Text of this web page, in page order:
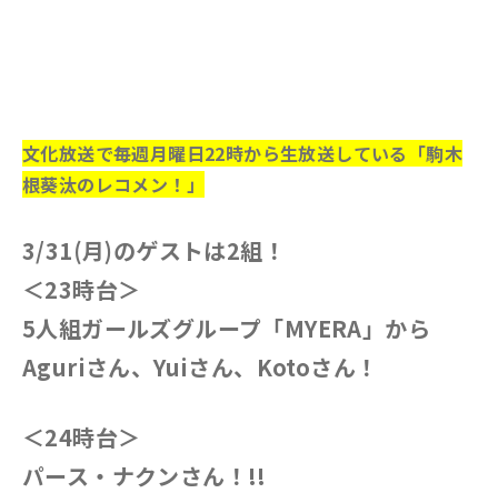
文化放送で毎週月曜日22時から生放送している「駒木
根葵汰のレコメン！」
3/31(月)のゲストは2組！
＜23時台＞
5人組ガールズグループ「MYERA」から
Aguriさん、Yuiさん、Kotoさん！
＜24時台＞
パース・ナクンさん ！!!